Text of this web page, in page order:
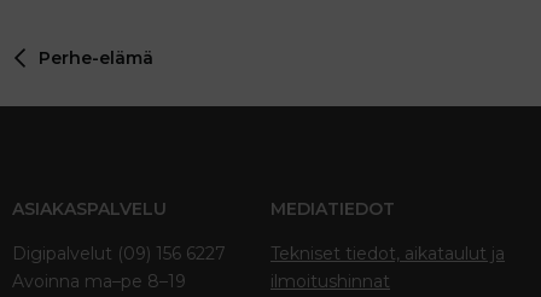
Perhe-elämä
ASIAKASPALVELU
Digipalvelut (09) 156 6227
Avoinna ma–pe 8–19
MEDIATIEDOT
Tekniset tiedot, aikataulut ja
ilmoitushinnat